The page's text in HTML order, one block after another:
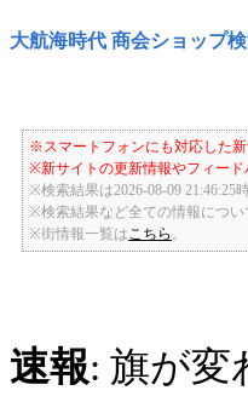
大航海時代 商会ショップ
※スマートフォンにも対応した
※新サイトの更新情報やフィード
※検索結果は2026-08-09
※検索結果など全ての情報につ
※街情報一覧は こちら
速報: 旗が変